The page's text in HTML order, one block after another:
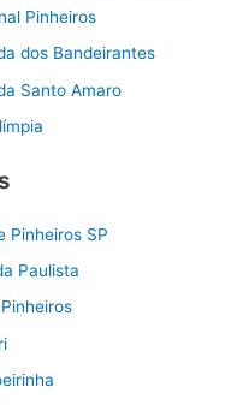
Pinheiros
dos Bandeirantes
Santo Amaro
Pinheiros SP
Paulista